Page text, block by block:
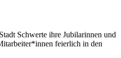
Schwerte ihre Jubilarinnen und
feierlich in den